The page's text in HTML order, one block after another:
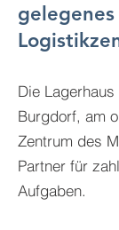
gelegenes
Die
Burgdorf, am
Zentrum des
Partner für
Aufgaben.